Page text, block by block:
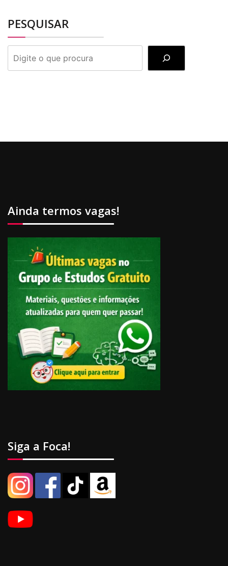
PESQUISAR
PESQUISAR
Ainda termos vagas!
Siga a Foca!